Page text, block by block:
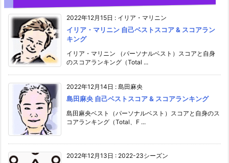
2022年12月15日 : イリア・マリニン
イリア・マリニン 自己ベストスコア & スコアラン
キング
イリア・マリニン （パーソナルベスト）スコアと自身
のスコアランキング（Total ...
2022年12月14日 : 島田麻央
島田麻央 自己ベストスコア & スコアランキング
島田麻央ベスト（パーソナルベスト）スコアと自身のス
コアランキング（Total、F ...
2022年12月13日 : 2022-23シーズン